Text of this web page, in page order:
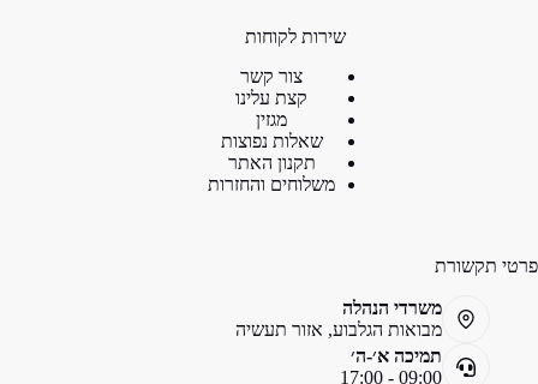
שירות לקוחות
צור קשר
קצת עלינו
מגזין
שאלות נפוצות
תקנון האתר
משלוחים והחזרות
פרטי תקשורת
משרדי הנהלה
מבואות הגלבוע, אזור תעשיה
תמיכה א׳-ה׳
09:00 - 17:00